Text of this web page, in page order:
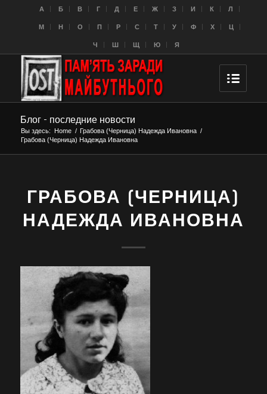
A Б В Г Д Е Ж З И К Л
M Н О П Р С Т У Ф Х Ц
Ч Ш Щ Ю Я
Блог - последние новости
Вы здесь: Home / Грабова (Черница) Надежда Ивановна /
Грабова (Черница) Надежда Ивановна
ГРАБОВА (ЧЕРНИЦА)
НАДЕЖДА ИВАНОВНА